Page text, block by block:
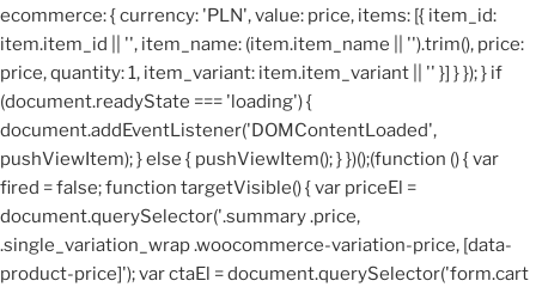
ecommerce: { currency: 'PLN', value: price, items: [{ item_id:
item.item_id || '', item_name: (item.item_name || '').trim(), price:
price, quantity: 1, item_variant: item.item_variant || '' }] } }); } if
(document.readyState === 'loading') {
document.addEventListener('DOMContentLoaded',
pushViewItem); } else { pushViewItem(); } })();(function () { var
fired = false; function targetVisible() { var priceEl =
document.querySelector('.summary .price,
.single_variation_wrap .woocommerce-variation-price, [data-
product-price]'); var ctaEl = document.querySelector('form.cart